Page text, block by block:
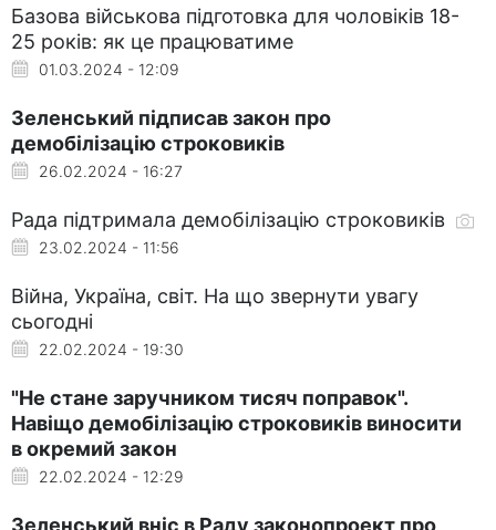
Базова військова підготовка для чоловіків 18-
25 років: як це працюватиме
01.03.2024 - 12:09
Зеленський підписав закон про
демобілізацію строковиків
26.02.2024 - 16:27
Рада підтримала демобілізацію строковиків
23.02.2024 - 11:56
Війна, Україна, світ. На що звернути увагу
сьогодні
22.02.2024 - 19:30
"Не стане заручником тисяч поправок".
Навіщо демобілізацію строковиків виносити
в окремий закон
22.02.2024 - 12:29
Зеленський вніс в Раду законопроект про